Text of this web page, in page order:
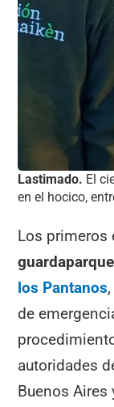
Lastimado. El
en el hocico,
Los primeros
los Pantanos
de
autoridades
Buenos